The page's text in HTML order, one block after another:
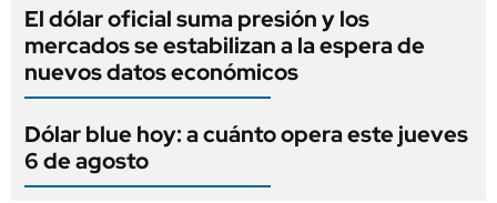
El dólar oficial suma presión y los
mercados se estabilizan a la espera de
nuevos datos económicos
Dólar blue hoy: a cuánto opera este jueves
6 de agosto